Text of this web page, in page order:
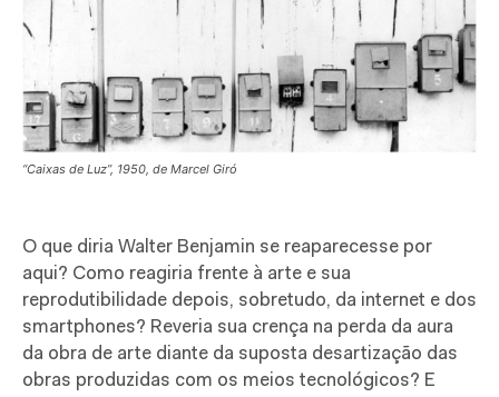
“Caixas de Luz”, 1950, de Marcel Giró
O que diria Walter Benjamin se reaparecesse por
aqui? Como reagiria frente à arte e sua
reprodutibilidade depois, sobretudo, da internet e dos
smartphones? Reveria sua crença na perda da aura
da obra de arte diante da suposta desartização das
obras produzidas com os meios tecnológicos? E